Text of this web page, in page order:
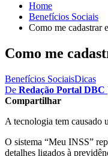
Home
Benefícios Sociais
Como me cadastrar
Como me
Benefícios SociaisDicas
De Redação Portal DBC
Compartilhar
A tecnologia tem causado
O sistema “Meu INSS”
detalhes ligados à